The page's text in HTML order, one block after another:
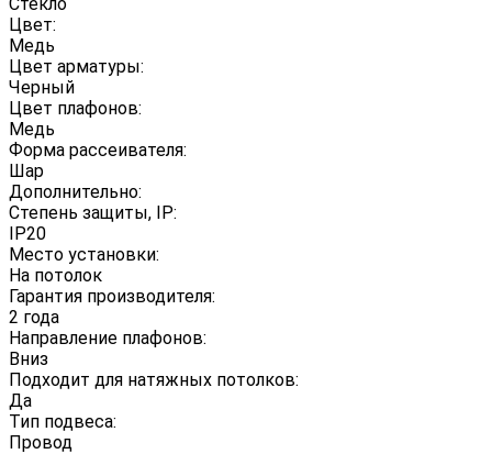
Цвет:
Медь
Цвет арматуры:
Черный
Цвет плафонов:
Медь
Форма рассеивателя:
Шар
Дополнительно:
Степень защиты, IP:
IP20
Место установки:
На потолок
Гарантия производителя:
2 года
Направление плафонов:
Вниз
Подходит для натяжных потолков:
Да
Тип подвеса:
Провод